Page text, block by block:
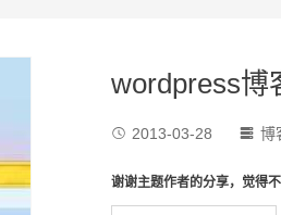
wordpress博
 2013-03-28  博
谢谢主题作者的分享，觉得